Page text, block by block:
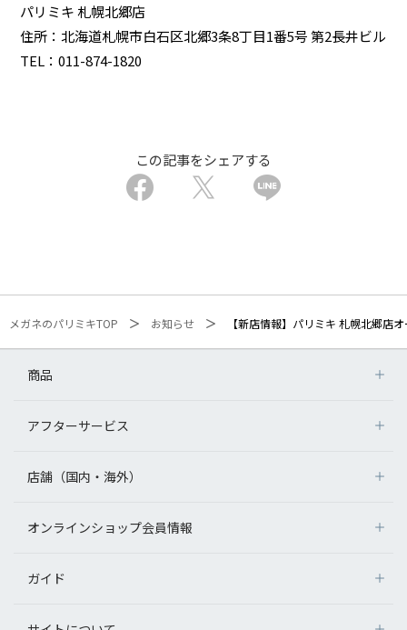
パリミキ 札幌北郷店
住所：北海道札幌市白石区北郷3条8丁目1番5号 第2長井ビル
TEL：011-874-1820
この記事をシェアする
メガネのパリミキTOP お知らせ 【新店情報】パリミキ 札幌北郷店
商品
アフターサービス
店舗（国内・海外）
オンラインショップ会員情報
ガイド